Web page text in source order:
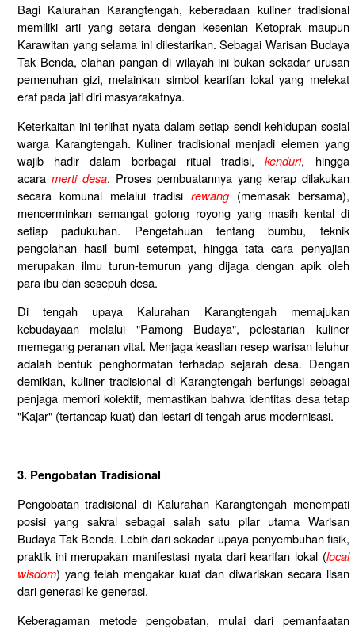
Bagi Kalurahan Karangtengah, keberadaan kuliner tradisional
memiliki arti yang setara dengan kesenian Ketoprak maupun
Karawitan yang selama ini dilestarikan. Sebagai Warisan Budaya
Tak Benda, olahan pangan di wilayah ini bukan sekadar urusan
pemenuhan gizi, melainkan simbol kearifan lokal yang melekat
erat pada jati diri masyarakatnya.
Keterkaitan ini terlihat nyata dalam setiap sendi kehidupan sosial
warga Karangtengah. Kuliner tradisional menjadi elemen yang
wajib hadir dalam berbagai ritual tradisi,kenduri, hingga
acara merti desa. Proses pembuatannya yang kerap dilakukan
secara komunal melalui tradisirewang (memasak bersama),
mencerminkan semangat gotong royong yang masih kental di
setiap padukuhan. Pengetahuan tentang bumbu, teknik
pengolahan hasil bumi setempat, hingga tata cara penyajian
merupakan ilmu turun-temurun yang dijaga dengan apik oleh
para ibu dan sesepuh desa.
Di tengah upaya Kalurahan Karangtengah memajukan
kebudayaan melalui "Pamong Budaya", pelestarian kuliner
memegang peranan vital. Menjaga keaslian resep warisan leluhur
adalah bentuk penghormatan terhadap sejarah desa. Dengan
demikian, kuliner tradisional di Karangtengah berfungsi sebagai
penjaga memori kolektif, memastikan bahwa identitas desa tetap
"Kajar" (tertancap kuat) dan lestari di tengah arus modernisasi.
3. Pengobatan Tradisional
Pengobatan tradisional di Kalurahan Karangtengah menempati
posisi yang sakral sebagai salah satu pilar utama Warisan
Budaya Tak Benda. Lebih dari sekadar upaya penyembuhan fisik,
praktik ini merupakan manifestasi nyata dari kearifan lokal (local
wisdom) yang telah mengakar kuat dan diwariskan secara lisan
dari generasi ke generasi.
Keberagaman metode pengobatan, mulai dari pemanfaatan